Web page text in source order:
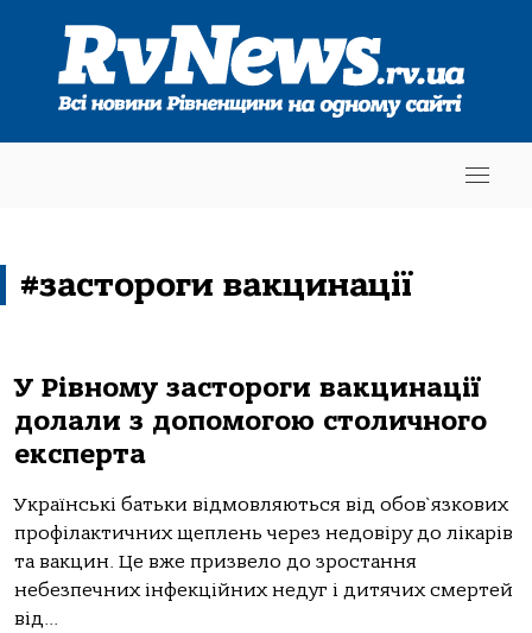
#застороги вакцинації
У Рівному застороги вакцинації
долали з допомогою столичного
експерта
Українські батьки відмовляються від обов`язкових
профілактичних щеплень через недовіру до лікарів
та вакцин. Це вже призвело до зростання
небезпечних інфекційних недуг і дитячих смертей
від...